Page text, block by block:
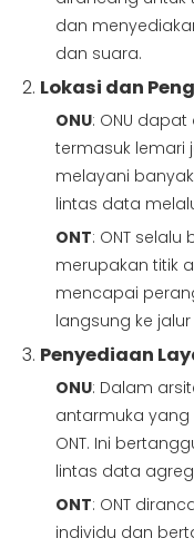
dan
dan suara.
2. Lokasi dan
ONU: ONU
termasuk lemari
melayani
lintas data
ONT: ONT
merupakan titik
mencapai
langsung ke
3. Penyediaan
ONU: Dalam
antarmuka
ONT. Ini
lintas data
ONT: ONT
individu dan